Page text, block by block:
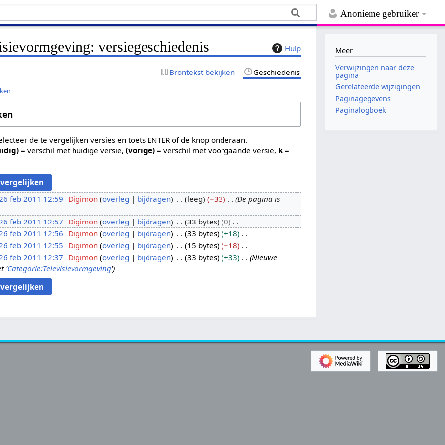
Anonieme gebruiker
Hulp
versiegeschiedenis
Brontekst bekijken Geschiedenis
de te vergelijken versies en toets ENTER of de knop onderaan.
= verschil met huidige versie,(vorige) = verschil met voorgaande versie, k =
feb 2011 12:59 Digimon overleg bijdragen leeg −33
De pagina is
feb 2011 12:57 Digimon overleg bijdragen 33 bytes
0
feb 2011 12:56 Digimon overleg bijdragen 33 bytes
+18
feb 2011 12:55 Digimon overleg bijdragen 15 bytes
−18
feb 2011 12:37 Digimon overleg bijdragen 33 bytes +33
Nieuwe
'Categorie:Televisievormgeving'
Meer
Verwijzingen naar deze
pagina
Gerelateerde wijzigingen
Paginagegevens
Paginalogboek